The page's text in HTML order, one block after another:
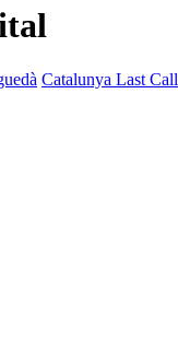
Catalunya Last Call